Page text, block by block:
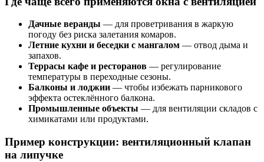
Дачные веранды — для проветривания в жаркую
погоду без риска залетания комаров.
Летние кухни и беседки с мангалом — отвод дыма и
запахов.
Террасы кафе и ресторанов — регулирование
температуры в переходные сезоны.
Балконы и лоджии — чтобы избежать парникового
эффекта остеклённого балкона.
Промышленные объекты — для вентиляции складов с
химикатами или продуктами.
Пример конструкции: вентиляционный клапан
на липучке